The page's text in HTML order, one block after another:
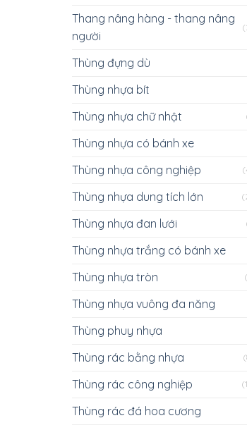
Thang nâng hàng - thang nâng
người
Thùng đựng dù
Thùng nhựa bít
Thùng nhựa chữ nhật
Thùng nhựa có bánh xe
Thùng nhựa công nghiệp
Thùng nhựa dung tích lớn
Thùng nhựa đan lưới
Thùng nhựa trắng có bánh xe
Thùng nhựa tròn
Thùng nhựa vuông đa năng
Thùng phuy nhựa
Thùng rác bằng nhựa
Thùng rác công nghiệp
Thùng rác đá hoa cương